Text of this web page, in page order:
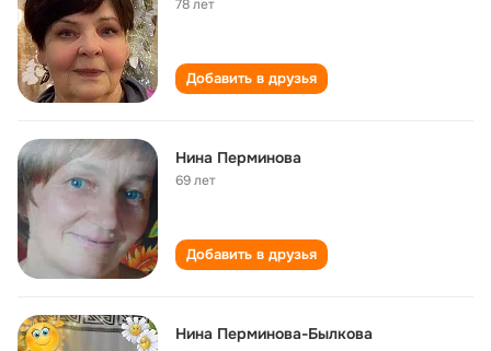
78 лет
Добавить в друзья
Нина Перминова
69 лет
Добавить в друзья
Нина Перминова-Былкова